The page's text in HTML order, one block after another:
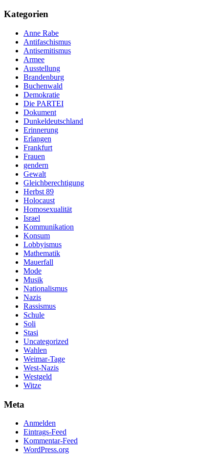
Kategorien
Anne Rabe
Antifaschismus
Antisemitismus
Armee
Ausstellung
Brandenburg
Buchenwald
Demokratie
Die PARTEI
Dokument
Dunkeldeutschland
Erinnerung
Erlangen
Frankfurt
Frauen
gendern
Gewalt
Gleichberechtigung
Herbst 89
Holocaust
Homosexualität
Israel
Kommunikation
Konsum
Lobbyismus
Mathematik
Mauerfall
Mode
Musik
Nationalismus
Nazis
Rassismus
Schule
Soli
Stasi
Uncategorized
Wahlen
Weimar-Tage
West-Nazis
Westgeld
Witze
Meta
Anmelden
Eintrags-Feed
Kommentar-Feed
WordPress.org